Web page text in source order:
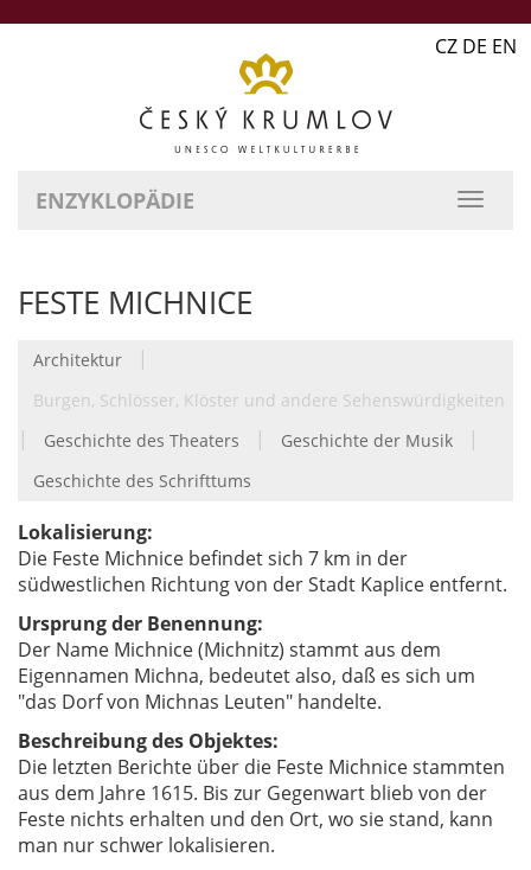
CZ DE EN
ENZYKLOPÄDIE
FESTE MICHNICE
Architektur |
Burgen, Schlösser, Klöster und andere Sehenswürdigkeiten
| Geschichte des Theaters | Geschichte der Musik |
Geschichte des Schrifttums
Lokalisierung:
Die Feste Michnice befindet sich 7 km in der
südwestlichen Richtung von der Stadt Kaplice entfernt.
Ursprung der Benennung:
Der Name Michnice (Michnitz) stammt aus dem
Eigennamen Michna, bedeutet also, daß es sich um
"das Dorf von Michnas Leuten" handelte.
Beschreibung des Objektes:
Die letzten Berichte über die Feste Michnice stammten
aus dem Jahre 1615. Bis zur Gegenwart blieb von der
Feste nichts erhalten und den Ort, wo sie stand, kann
man nur schwer lokalisieren.